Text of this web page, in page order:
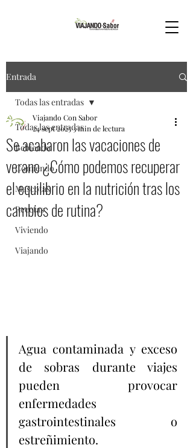
Entrada
Todas las entradas
Bebiendo
Comiendo
Mascotas
Recetas
Viviendo
Viajando
Todas las entradas
Se acabaron las vacaciones de
verano ¿Cómo podemos recuperar
el equilibrio en la nutrición tras los
cambios de rutina?
Viajando Con Sabor
24 sept 20253 min de lectura
Agua contaminada y exceso
de sobras durante viajes
pueden provocar
enfermedades
gastrointestinales o
estreñimiento.